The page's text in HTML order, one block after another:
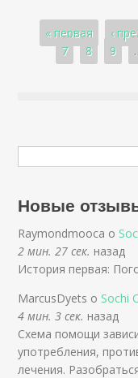
Страницы
« первая ‹
7
8 9
Новые
Raymondmooca о
2 мин. 27 сек. назад
История первая:
MarcusDyets о Sochi
4 мин. 3 сек. назад
Схема помощи
употребления,
лечения.